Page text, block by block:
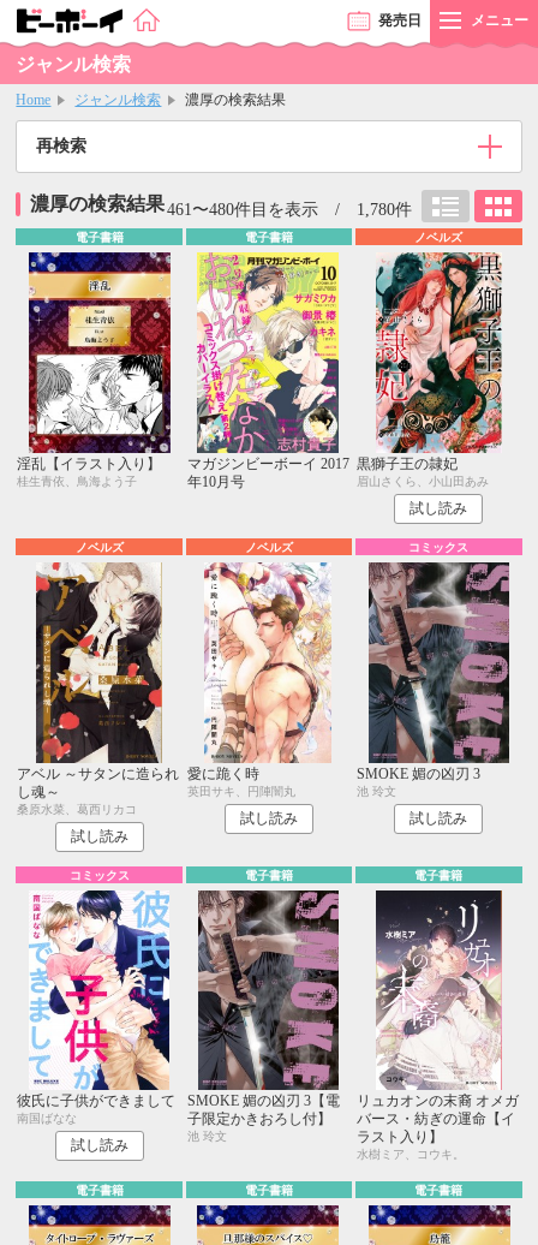
発売日 メニュー
ジャンル検索
Home ジャンル検索 濃厚の検索結果
再検索
濃厚の検索結果461〜480件目を表示 / 1,780件
電子書籍
淫乱【イラスト入り】
桂生青依、鳥海よう子
電子書籍
マガジンビーボーイ 2017
年10月号
ノベルズ
黒獅子王の隷妃
眉山さくら、小山田あみ
試し読み
ノベルズ
アベル ～サタンに造られ
し魂～
桑原水菜、葛西リカコ
試し読み
ノベルズ
愛に跪く時
英田サキ、円陣闇丸
試し読み
コミックス
SMOKE 媚の凶刃 3
池 玲文
試し読み
コミックス
彼氏に子供ができまして
南国ばなな
試し読み
電子書籍
SMOKE 媚の凶刃 3【電
子限定かきおろし付】
池 玲文
電子書籍
リュカオンの末裔 オメガ
バース・紡ぎの運命【イ
ラスト入り】
水樹ミア、コウキ。
電子書籍 電子書籍 電子書籍